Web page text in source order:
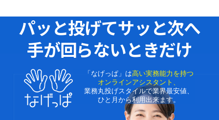
パッと投げてサッと次へ
手が回らないときだけ
「なげっぱ」は高い実務能力を持つ
オンラインアシスタント、
業務丸投げスタイルで業界最安値、
ひと月から利用出来ます。